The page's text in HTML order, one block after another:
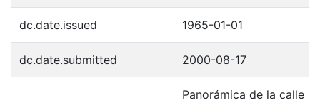
dc.date.issued 1965-01-01
dc.date.submitted 2000-08-17
Panorámica de la calle